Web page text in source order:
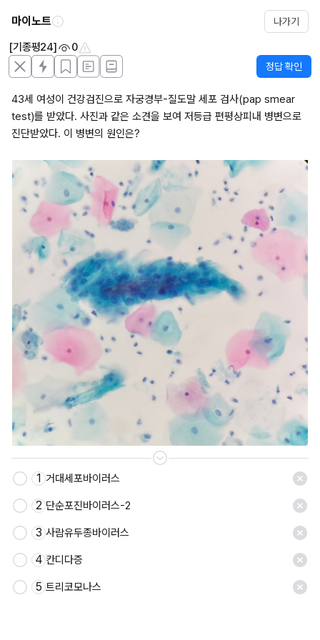
마이노트 나가기
[기종평24] 0
정답 확인
43세 여성이 건강검진으로 자궁경부-질도말 세포 검사(pap smear
test)를 받았다. 사진과 같은 소견을 보여 저등급 편평상피내 병변으로
진단받았다. 이 병변의 원인은?
저장
1 거대세포바이러스
2 단순포진바이러스-2
3 사람유두종바이러스
4 칸디다증
5 트리코모나스